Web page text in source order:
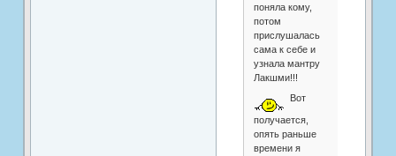
поняла кому,
потом
прислушалась
сама к себе и
узнала мантру
Лакшми!!!
Вот
получается,
опять раньше
времени я